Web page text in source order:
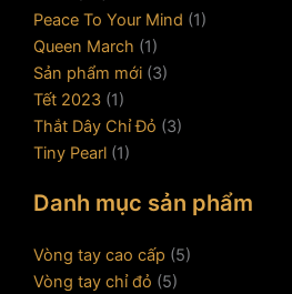
Peace To Your Mind (1)
Queen March (1)
Sản phẩm mới (3)
Tết 2023 (1)
Thắt Dây Chỉ Đỏ (3)
Tiny Pearl (1)
Danh mục sản phẩm
Vòng tay cao cấp (5)
Vòng tay chỉ đỏ (5)